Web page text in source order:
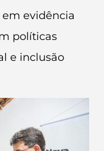
evidência
políticas
e inclusão